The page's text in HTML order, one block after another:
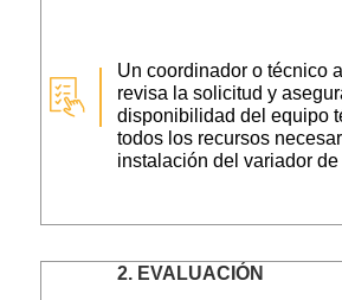
Un coordinador o técnico
revisa la solicitud y
disponibilidad del equipo
todos los recursos
instalación del variador
2.EVALUACIÓN